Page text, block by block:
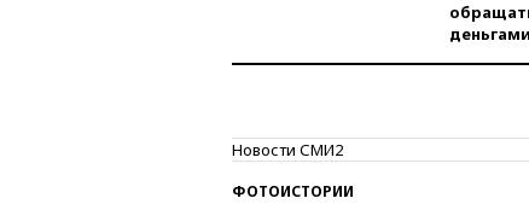
Новости СМИ2
ФОТОИСТОРИИ